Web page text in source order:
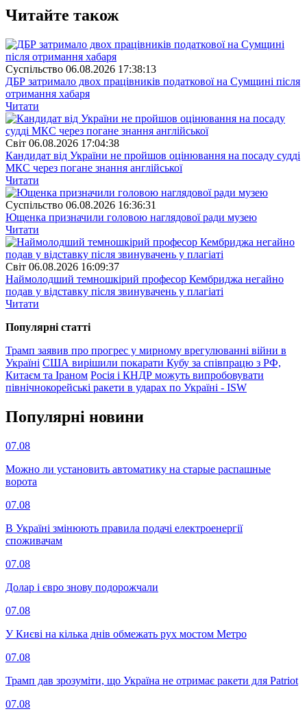
Читайте також
Суспiльство 06.08.2026 17:38:13
ДБР затримало двох працівників податкової на Сумщині після
отримання хабаря
Читати
Свiт 06.08.2026 17:04:38
Кандидат від України не пройшов оцінювання на посаду судді
МКС через погане знання англійської
Читати
Суспiльство 06.08.2026 16:36:31
Ющенка призначили головою наглядової ради музею
Читати
Свiт 06.08.2026 16:09:37
Наймолодший темношкірий професор Кембриджа негайно
подав у відставку після звинувачень у плагіаті
Читати
Популярнi статтi
Трамп заявив про прогрес у мирному врегулюванні війни в
Україні США вирішили покарати Кубу за співпрацю з РФ,
Китаєм та Іраном Росія і КНДР можуть випробовувати
північнокорейські ракети в ударах по Україні - ISW
Популярнi новини
07.08
Можно ли установить автоматику на старые распашные
ворота
07.08
В Україні змінюють правила подачі електроенергії
споживачам
07.08
Долар і євро знову подорожчали
07.08
У Києві на кілька днів обмежать рух мостом Метро
07.08
Трамп дав зрозуміти, що Україна не отримає ракети для Patriot
07.08